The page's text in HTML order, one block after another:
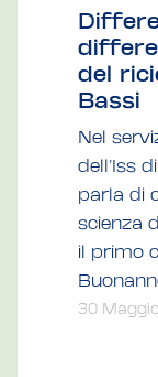
del
Bassi
Nel
dell’Iss
parla di
scienza
il primo
30